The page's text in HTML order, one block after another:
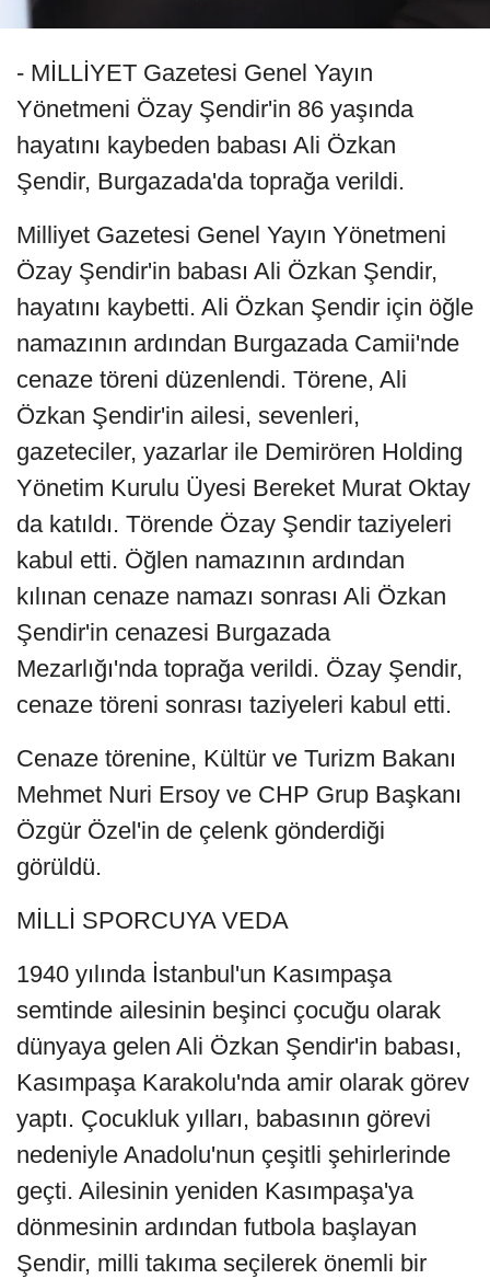
- MİLLİYET Gazetesi Genel Yayın
Yönetmeni Özay Şendir'in 86 yaşında
hayatını kaybeden babası Ali Özkan
Şendir, Burgazada'da toprağa verildi.
Milliyet Gazetesi Genel Yayın Yönetmeni
Özay Şendir'in babası Ali Özkan Şendir,
hayatını kaybetti. Ali Özkan Şendir için öğle
namazının ardından Burgazada Camii'nde
cenaze töreni düzenlendi. Törene, Ali
Özkan Şendir'in ailesi, sevenleri,
gazeteciler, yazarlar ile Demirören Holding
Yönetim Kurulu Üyesi Bereket Murat Oktay
da katıldı. Törende Özay Şendir taziyeleri
kabul etti. Öğlen namazının ardından
kılınan cenaze namazı sonrası Ali Özkan
Şendir'in cenazesi Burgazada
Mezarlığı'nda toprağa verildi. Özay Şendir,
cenaze töreni sonrası taziyeleri kabul etti.
Cenaze törenine, Kültür ve Turizm Bakanı
Mehmet Nuri Ersoy ve CHP Grup Başkanı
Özgür Özel'in de çelenk gönderdiği
görüldü.
MİLLİ SPORCUYA VEDA
1940 yılında İstanbul'un Kasımpaşa
semtinde ailesinin beşinci çocuğu olarak
dünyaya gelen Ali Özkan Şendir'in babası,
Kasımpaşa Karakolu'nda amir olarak görev
yaptı. Çocukluk yılları, babasının görevi
nedeniyle Anadolu'nun çeşitli şehirlerinde
geçti. Ailesinin yeniden Kasımpaşa'ya
dönmesinin ardından futbola başlayan
Şendir, milli takıma seçilerek önemli bir